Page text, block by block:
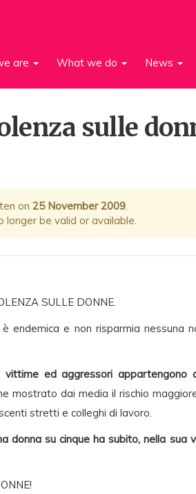
are What we do News
sulle
on 25 November 2009.
longer be valid or available.
SULLE DONNE.
endemica e non risparmia nessuna
vittime ed aggressori
mostrato dai media il rischio
stretti e colleghi di lavoro.
donna su cinque ha subito, nella sua